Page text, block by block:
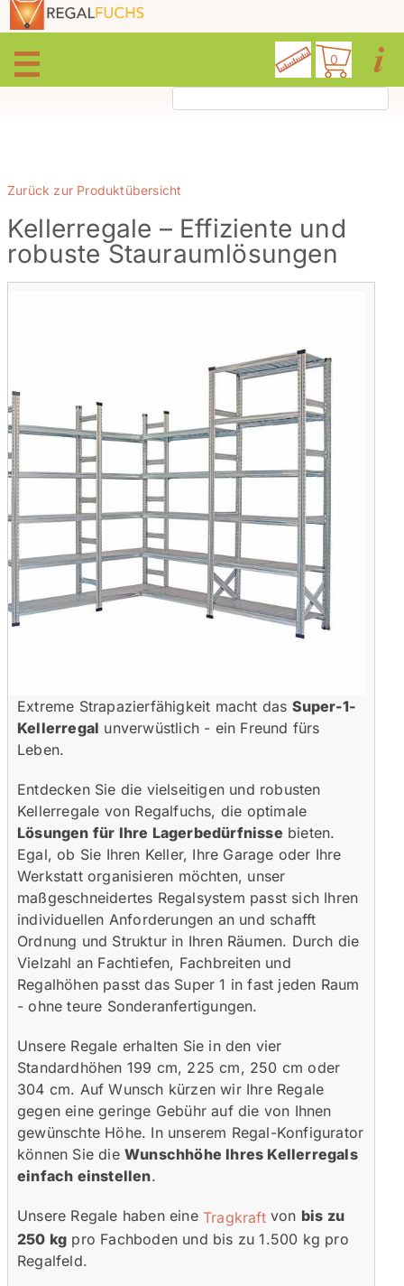
0
Zurück zur Produktübersicht
Kellerregale – Effiziente und
robuste Stauraumlösungen
Extreme Strapazierfähigkeit macht das Super-1-
Kellerregal unverwüstlich - ein Freund fürs
Leben.
Entdecken Sie die vielseitigen und robusten
Kellerregale von Regalfuchs, die optimale
Lösungen für Ihre Lagerbedürfnisse bieten.
Egal, ob Sie Ihren Keller, Ihre Garage oder Ihre
Werkstatt organisieren möchten, unser
maßgeschneidertes Regalsystem passt sich Ihren
individuellen Anforderungen an und schafft
Ordnung und Struktur in Ihren Räumen. Durch die
Vielzahl an Fachtiefen, Fachbreiten und
Regalhöhen passt das Super 1 in fast jeden Raum
- ohne teure Sonderanfertigungen.
Unsere Regale erhalten Sie in den vier
Standardhöhen 199 cm, 225 cm, 250 cm oder
304 cm. Auf Wunsch kürzen wir Ihre Regale
gegen eine geringe Gebühr auf die von Ihnen
gewünschte Höhe. In unserem Regal-Konfigurator
können Sie die Wunschhöhe Ihres Kellerregals
einfach einstellen.
Unsere Regale haben eine Tragkraftvon bis zu
250 kg pro Fachboden und bis zu 1.500 kg pro
Regalfeld.